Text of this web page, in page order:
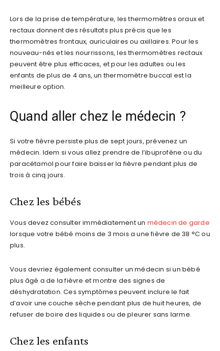
Lors de la prise de température, les thermomètres oraux et
rectaux donnent des résultats plus précis que les
thermomètres frontaux, auriculaires ou axillaires. Pour les
nouveau-nés et les nourrissons, les thermomètres rectaux
peuvent être plus efficaces, et pour les adultes ou les
enfants de plus de 4 ans, un thermomètre buccal est la
meilleure option.
Quand aller chez le médecin ?
Si votre fièvre persiste plus de sept jours, prévenez un
médecin. Idem si vous allez prendre de l’ibuprofène ou du
paracétamol pour faire baisser la fièvre pendant plus de
trois à cinq jours.
Chez les bébés
Vous devez consulter immédiatement un médecin de garde
lorsque votre bébé moins de 3 mois a une fièvre de 38 °C ou
plus.
Vous devriez également consulter un médecin si un bébé
plus âgé a de la fièvre et montre des signes de
déshydratation. Ces symptômes peuvent inclure le fait
d’avoir une couche sèche pendant plus de huit heures, de
refuser de boire des liquides ou de pleurer sans larme.
Chez les enfants